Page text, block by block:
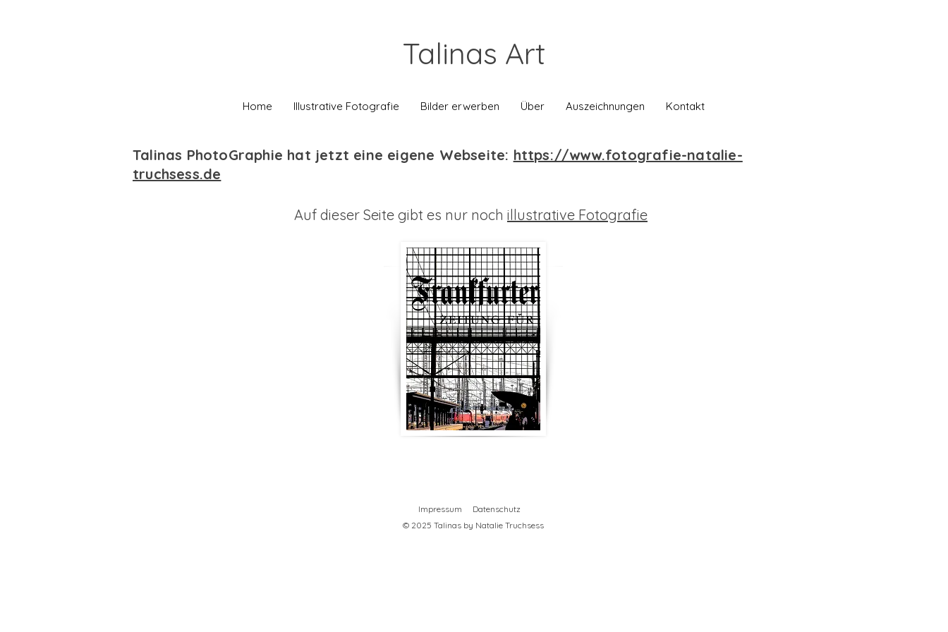
Talinas Art
Home Illustrative Fotografie Bilder erwerben Über Auszeichnungen Kontakt
Talinas PhotoGraphie hat jetzt eine eigene Webseite: https://www.fotografie-natalie-
truchsess.de
Auf dieser Seite gibt es nur noch illustrative Fotografie
Impressum
Datenschutz
© 2025 Talinas by Natalie Truchsess